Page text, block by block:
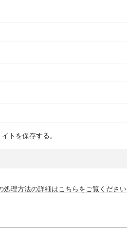
トを保存する。
処理方法の詳細はこちらをご覧ください